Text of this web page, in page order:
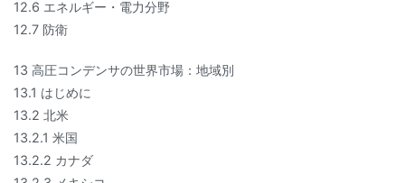
12.6 エネルギー・電力分野
12.7 防衛
13 高圧コンデンサの世界市場：地域別
13.1 はじめに
13.2 北米
13.2.1 米国
13.2.2 カナダ